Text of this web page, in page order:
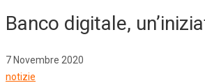
Banco digitale,
7 Novembre 2020
notizie